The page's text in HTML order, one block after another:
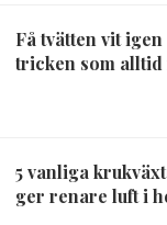
Få tvätten vit
tricken som alltid
5 vanliga
ger renare luft i